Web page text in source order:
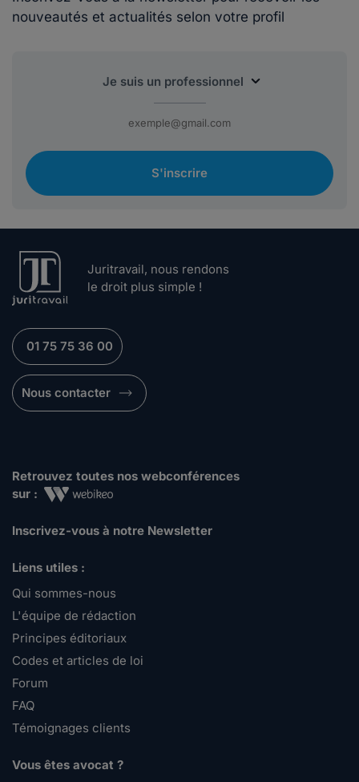
nouveautés et actualités selon votre profil
S'inscrire
Juritravail, nous rendons
le droit plus simple !
01 75 75 36 00
Nous contacter
Retrouvez toutes nos webconférences
sur :
Inscrivez-vous à notre Newsletter
Liens utiles :
Qui sommes-nous
L'équipe de rédaction
Principes éditoriaux
Codes et articles de loi
Forum
FAQ
Témoignages clients
Vous êtes avocat ?